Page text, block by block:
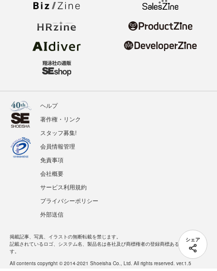
シェア
ヘルプ
著作権・リンク
スタッフ募集!
会員情報管理
免責事項
会社概要
サービス利用規約
プライバシーポリシー
外部送信
掲載記事、写真、イラストの無断転載を禁じます。
記載されているロゴ、システム名、製品名は各社及び商標権者の登録商標あるいは商標で
す。
All contents copyright © 2014-2021 Shoeisha Co., Ltd. All rights reserved. ver.1.5